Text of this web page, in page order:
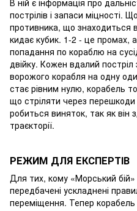
В ній є інформація про
пострілів і запаси міцності.
противника, що знаходиться
кидає кубик. 1-2 - це промах,
попадання по кораблю на
двійку. Кожен вдалий постріл
ворожого корабля на одну
стає рівним нулю, корабель
що стріляти через
робиться виняток, так як він
траєкторії.
РЕЖИМ ДЛЯ ЕКСПЕРТІВ
Для тих, кому «Морський
передбачені ускладнені
переміщення. Тепер